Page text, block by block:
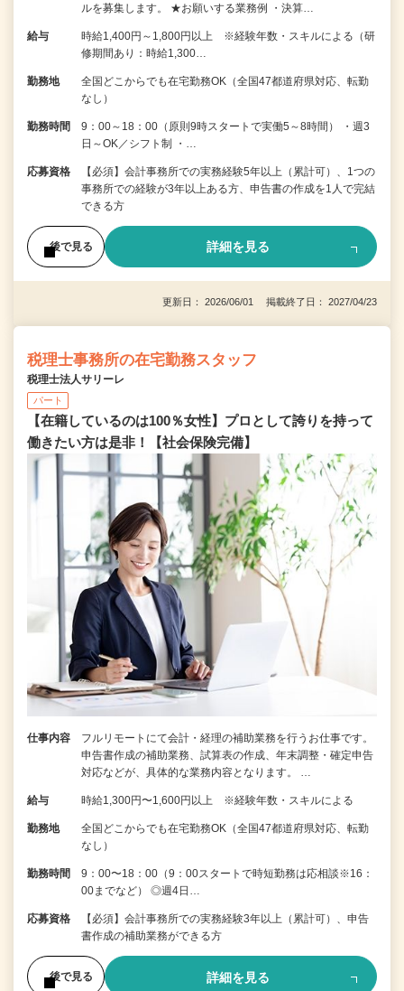
ルを募集します。 ★お願いする業務例 ・決算…
給与
時給1,400円～1,800円以上 ※経験年数・スキルによる（研
修期間あり：時給1,300…
勤務地
全国どこからでも在宅勤務OK（全国47都道府県対応、転勤
なし）
勤務時間
9：00～18：00（原則9時スタートで実働5～8時間） ・週3
日～OK／シフト制 ・…
応募資格
【必須】会計事務所での実務経験5年以上（累計可）、1つの
事務所での経験が3年以上ある方、申告書の作成を1人で完結
できる方
後で見る 詳細を見る
更新日： 2026/06/01 掲載終了日： 2027/04/23
税理士事務所の在宅勤務スタッフ
税理士法人サリーレ
パート
【在籍しているのは100％女性】プロとして誇りを持って
働きたい方は是非！【社会保険完備】
仕事内容
フルリモートにて会計・経理の補助業務を行うお仕事です。
申告書作成の補助業務、試算表の作成、年末調整・確定申告
対応などが、具体的な業務内容となります。 …
給与 時給1,300円〜1,600円以上 ※経験年数・スキルによる
勤務地
全国どこからでも在宅勤務OK（全国47都道府県対応、転勤
なし）
勤務時間
9：00〜18：00（9：00スタートで時短勤務は応相談※16：
00までなど） ◎週4日…
応募資格
【必須】会計事務所での実務経験3年以上（累計可）、申告
書作成の補助業務ができる方
後で見る 詳細を見る